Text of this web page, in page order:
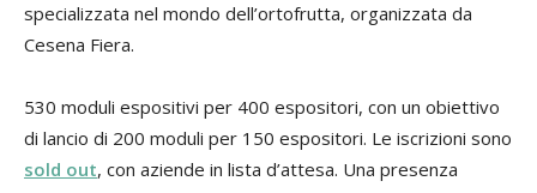
specializzata nel mondo dell’ortofrutta, organizzata da
Cesena Fiera.
530 moduli espositivi per 400 espositori, con un obiettivo
di lancio di 200 moduli per 150 espositori. Le iscrizioni sono
sold out, con aziende in lista d’attesa. Una presenza